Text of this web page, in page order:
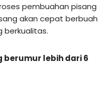
pembuahan pisang
akan cepat berbuah
berkualitas.
berumur lebih dari 6